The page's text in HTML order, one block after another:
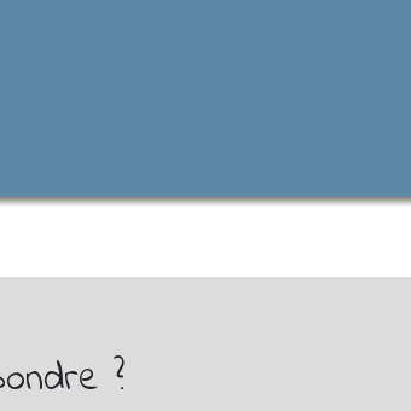
?